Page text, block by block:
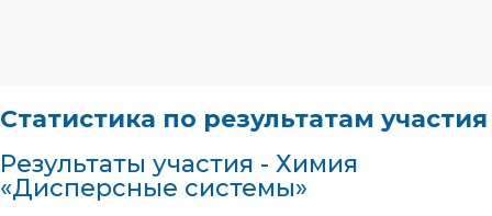
Статистика по результатам участия
Результаты участия - Химия
«Дисперсные системы»